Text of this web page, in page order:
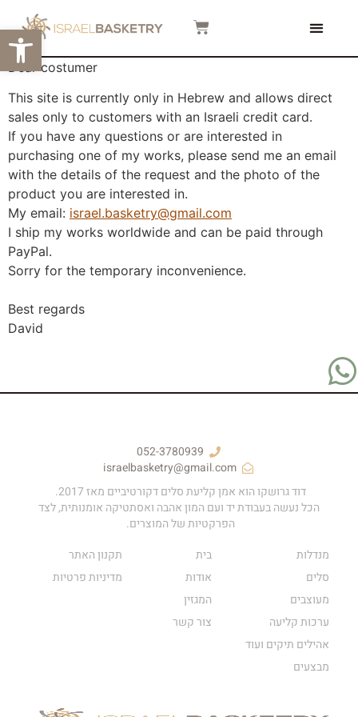
Dear costumer
This site is currently only in Hebrew and allows direct
sales only to customers with an Israeli credit card.
If you have any questions or are interested in
purchasing one of my works, please send me an email
with the details of the request and the photo of the
product you are interested in.
My email: israel.basketry@gmail.com
I ship my works worldwide and can be paid through
PayPal.
Sorry for the temporary inconvenience.
Best regards
David
052-3780939
israelbasketry@gmail.com
דוד גרושקו הוא אמן קליעת סלים דקורטיביים מאז 2017.
הכל נעשה בעבודת יד ועם המון אהבה ואסתטיקה אומנותית, לצד
הפרקטיות של המוצרים.
מנדלות
סלים
מעוצבים
ערכות קליעה
אהילים תיקים ועוד
מבצעים
בית
אודות
המגזין
צור קשר
תקנון האתר
מדיניות פרטיות
פתח